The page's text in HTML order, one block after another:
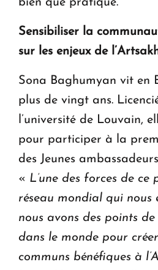
bien que pratique.
Sensibiliser la
sur les enjeux de
Sona Baghumyan vit en
plus de vingt ans.
l’université de Louvain,
pour participer à la
des Jeunes
« L’une des forces de ce
réseau mondial qui
nous avons des points
dans le monde pour
communs bénéfiques à